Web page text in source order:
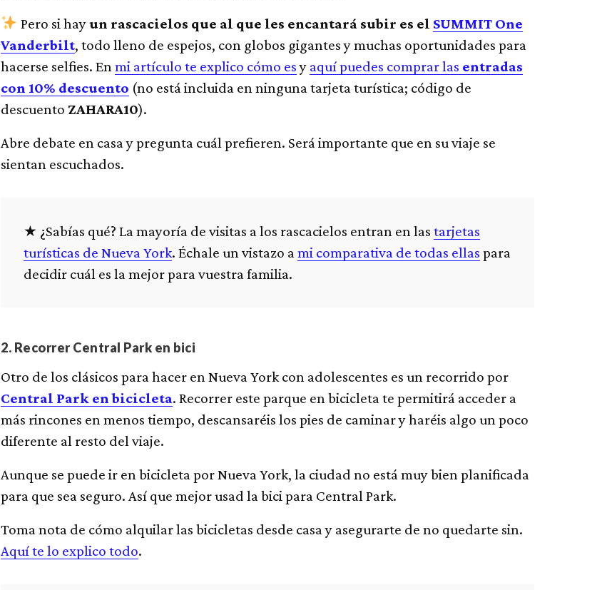
Pero si hayun rascacielos que al que les encantará subir es el SUMMIT One
Vanderbilt, todo lleno de espejos, con globos gigantes y muchas oportunidades para
hacerse selfies. Enmi artículo te explico cómo esy aquí puedes comprar las entradas
con 10% descuento (no está incluida en ninguna tarjeta turística; código de
descuento ZAHARA10).
Abre debate en casa y pregunta cuál prefieren. Será importante que en su viaje se
sientan escuchados.
¿Sabías qué? La mayoría de visitas a los rascacielos entran en las tarjetas
turísticas de Nueva York. Échale un vistazo ami comparativa de todas ellas para
decidir cuál es la mejor para vuestra familia.
2. Recorrer Central Park en bici
Otro de los clásicos para hacer en Nueva York con adolescentes es un recorrido por
Central Park en bicicleta. Recorrer este parque en bicicleta te permitirá acceder a
más rincones en menos tiempo, descansaréis los pies de caminar y haréis algo un poco
diferente al resto del viaje.
Aunque se puede ir en bicicleta por Nueva York, la ciudad no está muy bien planificada
para que sea seguro. Así que mejor usad la bici para Central Park.
Toma nota de cómo alquilar las bicicletas desde casa y asegurarte de no quedarte sin.
Aquí te lo explico todo.